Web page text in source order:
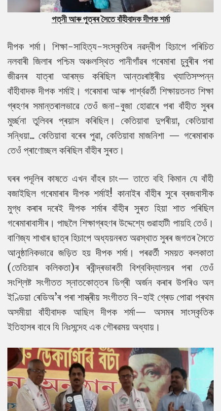
পত্নী আৰু পুত্ৰৰ সৈতে বাঁহীবাদক দীপক শৰ্মা
দীপক শৰ্মা। শিক্ষা-সাহিত্য-সংস্কৃতিৰ নৱদ্বীপ হিচাপে পৰিচিত
নলবাৰী জিলাৰ পশ্চিম অঞ্চলস্থিত পানীগাঁৱৰ গৰেমাৰা চুবুৰীৰ পৰা
জীৱনৰ যাত্ৰা আৰম্ভ কৰিছিল আন্তঃৰাষ্ট্ৰীয় খ্যাতিসম্পন্ন
বাঁহীবাদক দীপক শৰ্মাই। গৰেমাৰা আৰু পাৰ্শ্বৱৰ্তী শিক্ষায়তনত শিক্ষা
গ্ৰহণৰ সমান্তৰালভাৱে তেওঁ জনা-বুজা হোৱাৰে পৰা বাঁহীত সুৰৰ
মুৰ্চ্ছনা তুলিবৰ প্ৰয়াস কৰিছিল। কেতিয়াবা দুপৰীয়া, কেতিয়াবা
সন্ধিয়া... কেতিয়াবা বৰেৰ পুৱা, কেতিয়াবা মাজনিশা — গৰেমাৰাক
তেওঁ প্ৰাণোচ্ছল কৰিছিল বাঁহীৰ সুৰত।
ঘৰৰ পদূলিৰ কাষতে এখন বাঁহৰ চাং— তাতে বহি কিমান যে বাঁহী
বজাইছিল গৰেমাৰাৰ দীপক শৰ্মাই! কানাইৰ বাঁহীৰ সুৰে ব্ৰজবাসীক
মুগ্ধ কৰাৰ দৰেই দীপক শৰ্মাৰ বাঁহীৰ সুৰত হিয়া শাত পৰিছিল
গৰেমাৰাবাসীৰ। পাছলৈ শিক্ষাগ্ৰহণৰ উদ্দেশ্যে গুৱাহাটী পায়হি তেওঁ।
বাণিজ্য শাখাৰ ছাত্ৰ হিচাপে অধ্যয়নৰত অৱস্থাত সুৰৰ জগতৰ সৈতে
আনুষ্ঠানিকভাৱে জড়িত হয় দীপক শৰ্মা। পৰৱৰ্তী সময়ত কলকাতা
(তেতিয়াৰ কলিকতা)ৰ ৰবীন্দ্ৰভাৰতী বিশ্ববিদ্যালয়ৰ পৰা তেওঁ
সংশ্লিষ্ট সংগীতত স্নাতকোত্তৰ ডিগ্ৰী অৰ্জন কৰাৰ উপৰিও অল
ইণ্ডিয়া ৰেডিঅ’ৰ পৰা শাস্ত্ৰীয় সংগীতত বি-হাই গ্ৰেড পোৱা প্ৰথম
অসমীয়া বাঁহীবাদক আছিল দীপক শৰ্মা— অসমৰ সাংস্কৃতিক
ইতিহাসৰ বাবে যি নিঃসন্দেহ এক গৌৰৱময় অধ্যায়।